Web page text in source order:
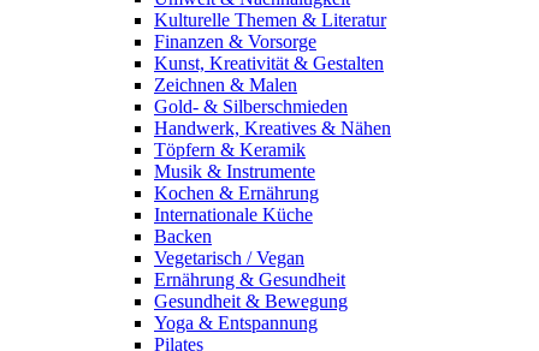
Kulturelle Themen & Literatur
Finanzen & Vorsorge
Kunst, Kreativität & Gestalten
Zeichnen & Malen
Gold- & Silberschmieden
Handwerk, Kreatives & Nähen
Töpfern & Keramik
Musik & Instrumente
Kochen & Ernährung
Internationale Küche
Backen
Vegetarisch / Vegan
Ernährung & Gesundheit
Gesundheit & Bewegung
Yoga & Entspannung
Pilates